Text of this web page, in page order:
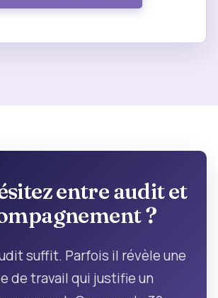
entre audit et
?
suffit. Parfois il révèle une
de travail qui justifie un